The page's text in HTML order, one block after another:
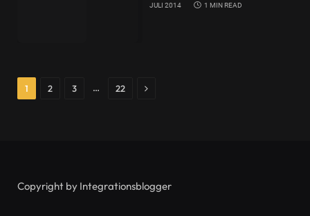
JULI 2014
1 MIN READ
1 2 3 … 22 Next
Copyright by Integrationsblogger